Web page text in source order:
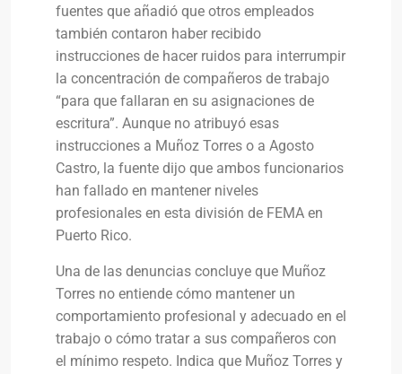
fuentes que añadió que otros empleados
también contaron haber recibido
instrucciones de hacer ruidos para interrumpir
la concentración de compañeros de trabajo
“para que fallaran en su asignaciones de
escritura”. Aunque no atribuyó esas
instrucciones a Muñoz Torres o a Agosto
Castro, la fuente dijo que ambos funcionarios
han fallado en mantener niveles
profesionales en esta división de FEMA en
Puerto Rico.
Una de las denuncias concluye que Muñoz
Torres no entiende cómo mantener un
comportamiento profesional y adecuado en el
trabajo o cómo tratar a sus compañeros con
el mínimo respeto. Indica que Muñoz Torres y